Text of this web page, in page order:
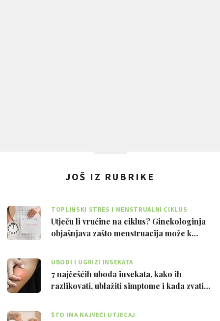
JOŠ IZ RUBRIKE
TOPLINSKI STRES I MENSTRUALNI CIKLUS
Utječu li vrućine na ciklus? Ginekologinja
objašnjava zašto menstruacija može k…
UBODI I UGRIZI INSEKATA
7 najčešćih uboda insekata, kako ih
razlikovati, ublažiti simptome i kada zvati…
ŠTO IMA NAJVEĆI UTJECAJ